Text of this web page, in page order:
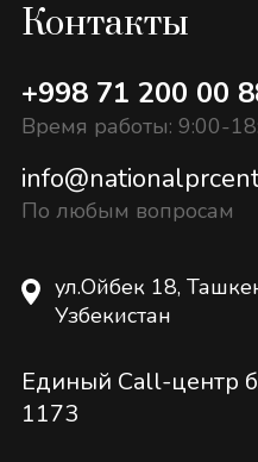
Контакты
+998 71 200 00
Время работы: 9:00-
По любым вопросам
ул.Ойбек 18,
Узбекистан
Единый Call-центр
1173